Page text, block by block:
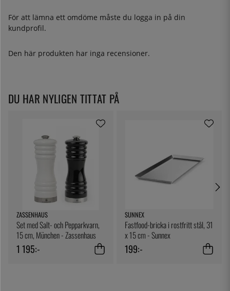
För att lämna ett omdöme måste du logga in på din
kundprofil.
Den här produkten har inga recensioner.
DU HAR NYLIGEN TITTAT PÅ
ZASSENHAUS
Set med Salt- och Pepparkvarn,
15 cm, München - Zassenhaus
1 195:-
SUNNEX
Fastfood-bricka i rostfritt stål, 31
x 15 cm - Sunnex
199:-